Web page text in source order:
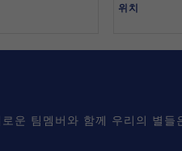
위치
로운 팀멤버와 함께 우리의 별